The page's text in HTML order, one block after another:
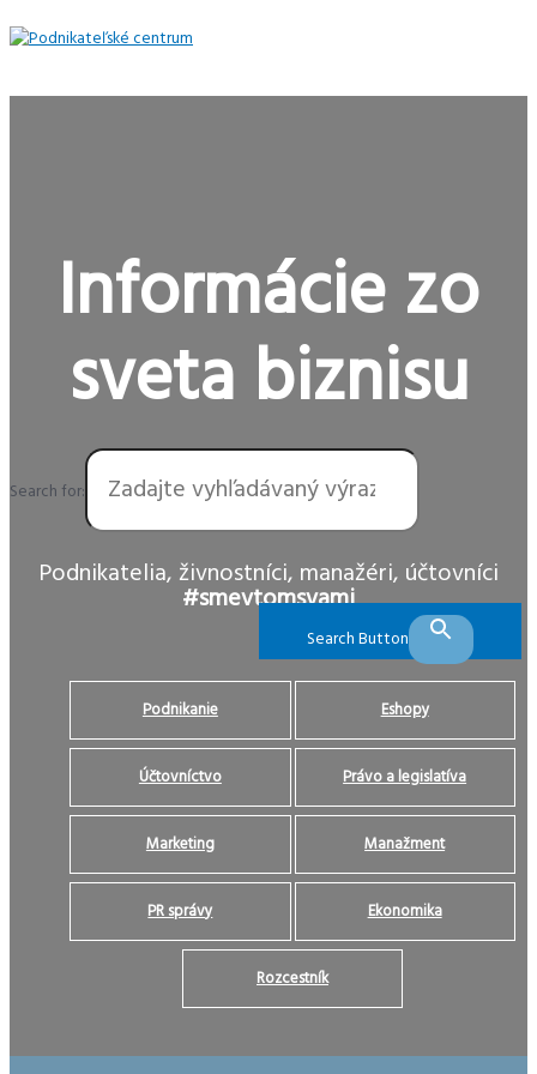
Preskočiť
na
Menu
Informácie zo
sveta biznisu
Search for:
Search Button
Podnikatelia, živnostníci, manažéri, účtovníci
#smevtomsvami
Podnikanie Eshopy
Účtovníctvo Právo a legislatíva
Marketing Manažment
PR správy Ekonomika
Rozcestník